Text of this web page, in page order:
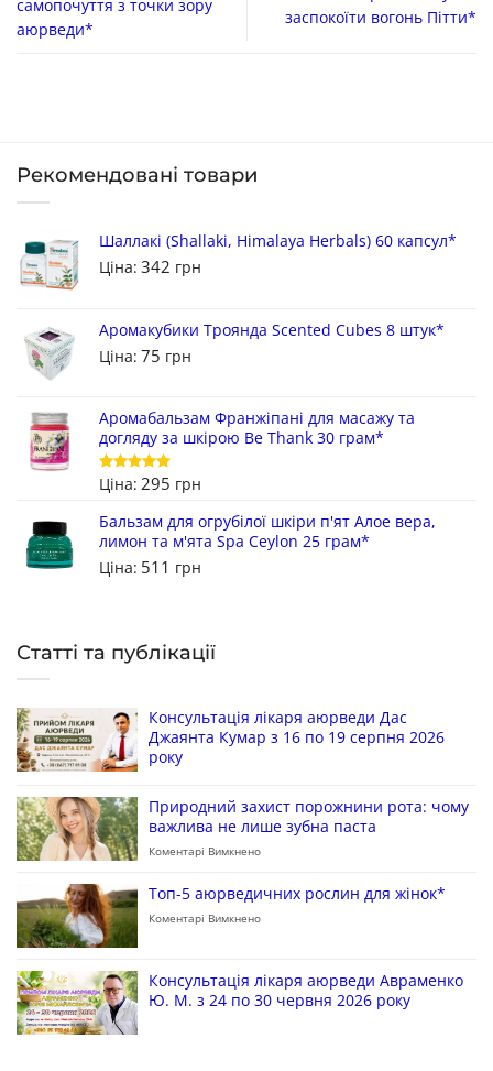
самопочуття з точки зору
аюрведи*
заспокоїти вогонь Пітти*
Рекомендовані товари
Шаллакі (Shallaki, Himalaya Herbals) 60 капсул*
Ціна: 342 грн
Аромакубики Троянда Scented Cubes 8 штук*
Ціна: 75 грн
Аромабальзам Франжіпані для масажу та
догляду за шкірою Be Thank 30 грам*
Оцінено в
з 5
Ціна: 295 грн
Бальзам для огрубілої шкіри п'ят Алое вера,
лимон та м'ята Spa Ceylon 25 грам*
Ціна: 511 грн
Статті та публікації
Консультація лікаря аюрведи Дас
Джаянта Кумар з 16 по 19 серпня 2026
року
Природний захист порожнини рота: чому
важлива не лише зубна паста
Коментарі Вимкнено
Топ-5 аюрведичних рослин для жінок*
Коментарі Вимкнено
Консультація лікаря аюрведи Авраменко
Ю. М. з 24 по 30 червня 2026 року